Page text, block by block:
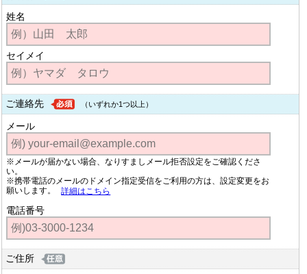
姓名
セイメイ
ご連絡先 （いずれか1つ以上）
メール
※メールが届かない場合、なりすましメール拒否設定をご確認くださ
い。
※携帯電話のメールのドメイン指定受信をご利用の方は、設定変更をお
願いします。
詳細はこちら
電話番号
ご住所